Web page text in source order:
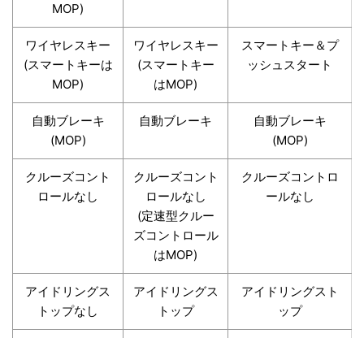
MOP)
ワイヤレスキー
(スマートキーは
MOP)
ワイヤレスキー
(スマートキー
はMOP)
スマートキー＆プ
ッシュスタート
自動ブレーキ
(MOP)
自動ブレーキ
自動ブレーキ
(MOP)
クルーズコント
ロールなし
クルーズコント
ロールなし
(定速型クルー
ズコントロール
はMOP)
クルーズコントロ
ールなし
アイドリングス
トップなし
アイドリングス
トップ
アイドリングスト
ップ